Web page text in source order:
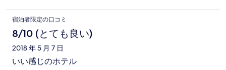
宿泊者限定の口コミ
8/10 (とても良い)
2018 年 5 月 7 日
いい感じのホテル